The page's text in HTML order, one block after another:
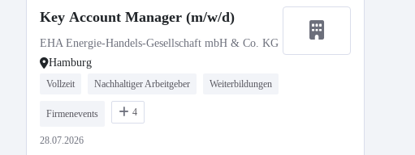
Key Account Manager (m/w/d)
EHA Energie-Handels-Gesellschaft mbH & Co. KG
Hamburg
Vollzeit Nachhaltiger Arbeitgeber Weiterbildungen
Firmenevents 4
28.07.2026